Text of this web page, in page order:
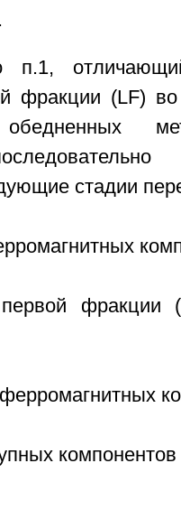
п.1,
фракции (LF)
стадии
фракции